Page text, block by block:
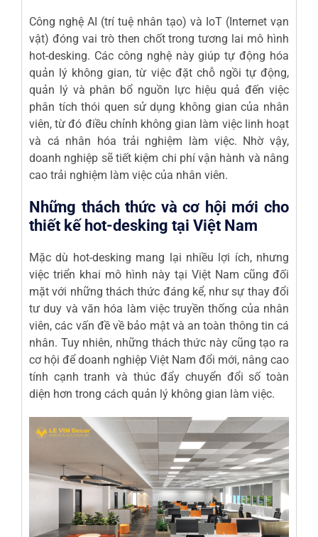
Công nghệ AI (trí tuệ nhân tạo) và IoT (Internet vạn
vật) đóng vai trò then chốt trong tương lai mô hình
hot-desking. Các công nghệ này giúp tự động hóa
quản lý không gian, từ việc đặt chỗ ngồi tự động,
quản lý và phân bổ nguồn lực hiệu quả đến việc
phân tích thói quen sử dụng không gian của nhân
viên, từ đó điều chỉnh không gian làm việc linh hoạt
và cá nhân hóa trải nghiệm làm việc. Nhờ vậy,
doanh nghiệp sẽ tiết kiệm chi phí vận hành và nâng
cao trải nghiệm làm việc của nhân viên.
Những thách thức và cơ hội mới cho
thiết kế hot-desking tại Việt Nam
Mặc dù hot-desking mang lại nhiều lợi ích, nhưng
việc triển khai mô hình này tại Việt Nam cũng đối
mặt với những thách thức đáng kể, như sự thay đổi
tư duy và văn hóa làm việc truyền thống của nhân
viên, các vấn đề về bảo mật và an toàn thông tin cá
nhân. Tuy nhiên, những thách thức này cũng tạo ra
cơ hội để doanh nghiệp Việt Nam đổi mới, nâng cao
tính cạnh tranh và thúc đẩy chuyển đổi số toàn
diện hơn trong cách quản lý không gian làm việc.